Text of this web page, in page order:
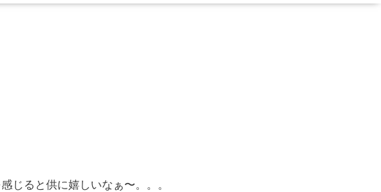
じると供に嬉しいなぁ〜。。。